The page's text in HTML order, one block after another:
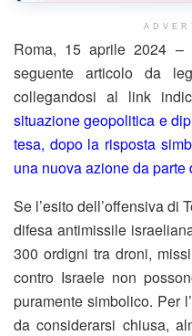
Roma, 15 aprile 2024 –
seguente articolo da
collegandosi al link
situazione geopolitica e
tesa, dopo la risposta
una nuova azione da parte
Se l’esito dell’offensiva di
difesa antimissile
300 ordigni tra droni,
contro Israele non
puramente simbolico. Per
da considerarsi chiusa,